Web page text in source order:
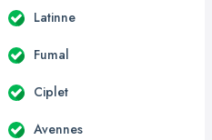
Latinne
Fumal
Ciplet
Avennes